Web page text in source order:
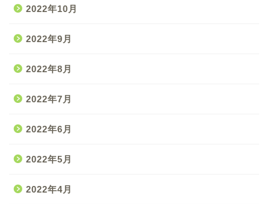
2022年10月
2022年9月
2022年8月
2022年7月
2022年6月
2022年5月
2022年4月